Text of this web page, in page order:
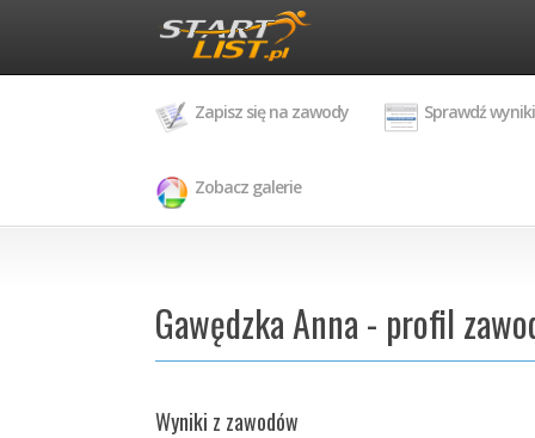
Zapisz się na zawody Sprawdź wyniki
Zobacz galerie
Gawędzka Anna - profil
Wyniki z zawodów